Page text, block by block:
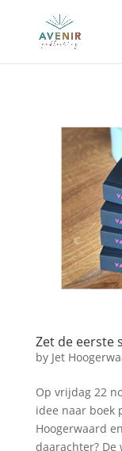
Zet de eerste
by Jet
Op vrijdag 22
idee naar boek
Hoogerwaard
daarachter? De